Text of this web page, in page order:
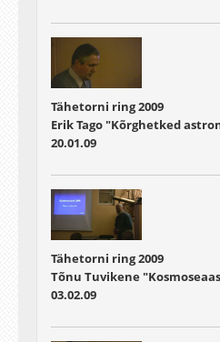
Tähetorni ring 2009
Erik Tago "Kõrghetked
20.01.09
Tähetorni ring 2009
Tõnu Tuvikene
03.02.09